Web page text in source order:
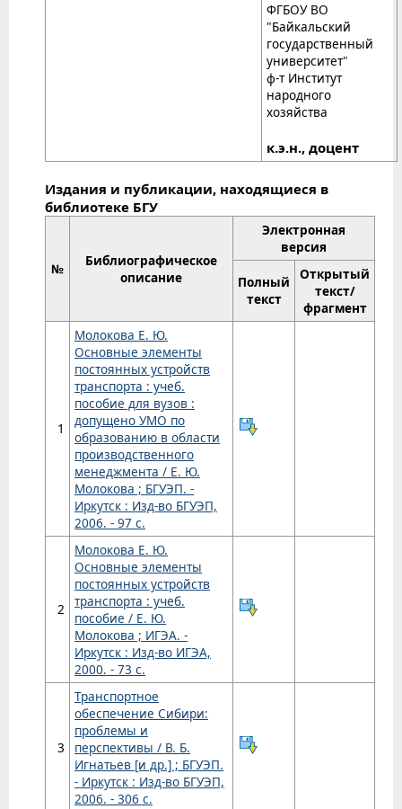
ФГБОУ ВО
"Байкальский
государственный
университет"
ф-т Институт
народного
хозяйства
к.э.н., доцент
Издания и публикации, находящиеся в
библиотеке БГУ
№
Библиографическое
описание
Электронная
версия
Полный
текст
Открытый
текст/
фрагмент
1
Молокова Е. Ю.
Основные элементы
постоянных устройств
транспорта : учеб.
пособие для вузов :
допущено УМО по
образованию в области
производственного
менеджмента / Е. Ю.
Молокова ; БГУЭП. -
Иркутск : Изд-во БГУЭП,
2006. - 97 с.
2
Молокова Е. Ю.
Основные элементы
постоянных устройств
транспорта : учеб.
пособие / Е. Ю.
Молокова ; ИГЭА. -
Иркутск : Изд-во ИГЭА,
2000. - 73 с.
3
Транспортное
обеспечение Сибири:
проблемы и
перспективы / В. Б.
Игнатьев [и др.] ; БГУЭП.
- Иркутск : Изд-во БГУЭП,
2006. - 306 с.